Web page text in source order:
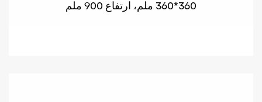
360*360 ملم، ارتفاع 900 ملم